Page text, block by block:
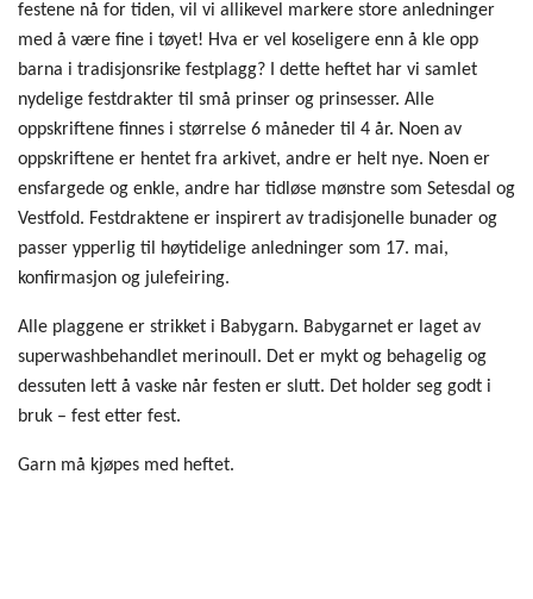
festene nå for tiden, vil vi allikevel markere store anledninger
med å være fine i tøyet! Hva er vel koseligere enn å kle opp
barna i tradisjonsrike festplagg? I dette heftet har vi samlet
nydelige festdrakter til små prinser og prinsesser. Alle
oppskriftene finnes i størrelse 6 måneder til 4 år. Noen av
oppskriftene er hentet fra arkivet, andre er helt nye. Noen er
ensfargede og enkle, andre har tidløse mønstre som Setesdal og
Vestfold. Festdraktene er inspirert av tradisjonelle bunader og
passer ypperlig til høytidelige anledninger som 17. mai,
konfirmasjon og julefeiring.
Alle plaggene er strikket i Babygarn. Babygarnet er laget av
superwashbehandlet merinoull. Det er mykt og behagelig og
dessuten lett å vaske når festen er slutt. Det holder seg godt i
bruk – fest etter fest.
Garn må kjøpes med heftet.